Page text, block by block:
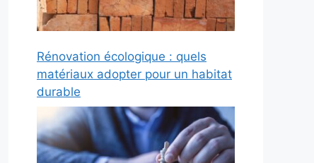
Rénovation écologique : quels
matériaux adopter pour un habitat
durable